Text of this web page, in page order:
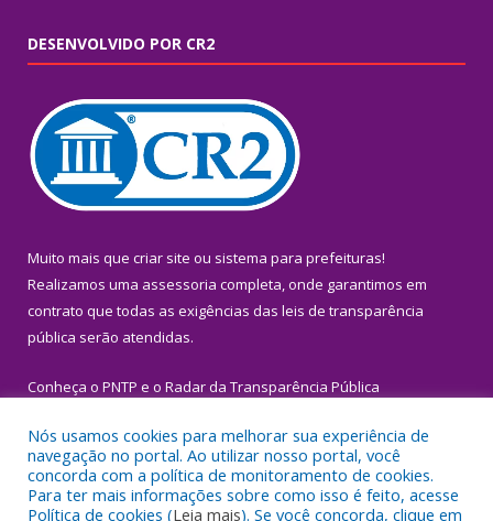
DESENVOLVIDO POR CR2
Muito mais que criar site ou sistema para prefeituras!
Realizamos uma assessoria completa, onde garantimos em
contrato que todas as exigências das leis de transparência
pública serão atendidas.
Conheça o PNTP e o Radar da Transparência Pública
Todos os direitos reservados a Prefeitura Municipal de Igarapé-
Nós usamos cookies para melhorar sua experiência de
navegação no portal. Ao utilizar nosso portal, você
concorda com a política de monitoramento de cookies.
Para ter mais informações sobre como isso é feito, acesse
Política de cookies (Leia mais). Se você concorda, clique em